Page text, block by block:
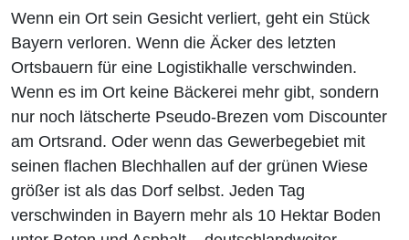
Wenn ein Ort sein Gesicht verliert, geht ein Stück
Bayern verloren. Wenn die Äcker des letzten
Ortsbauern für eine Logistikhalle verschwinden.
Wenn es im Ort keine Bäckerei mehr gibt, sondern
nur noch lätscherte Pseudo-Brezen vom Discounter
am Ortsrand. Oder wenn das Gewerbegebiet mit
seinen flachen Blechhallen auf der grünen Wiese
größer ist als das Dorf selbst. Jeden Tag
verschwinden in Bayern mehr als 10 Hektar Boden